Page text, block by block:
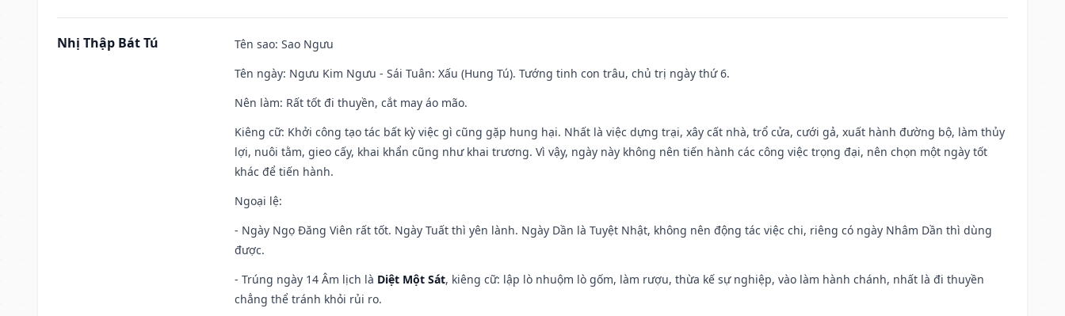
Nhị Thập Bát Tú Tên sao: Sao Ngưu
Tên ngày: Ngưu Kim Ngưu - Sái Tuân: Xấu (Hung Tú). Tướng tinh con trâu, chủ trị ngày thứ 6.
Nên làm: Rất tốt đi thuyền, cắt may áo mão.
Kiêng cữ: Khởi công tạo tác bất kỳ việc gì cũng gặp hung hại. Nhất là việc dựng trại, xây cất nhà, trổ cửa, cưới gả, xuất hành đường bộ, làm thủy
lợi, nuôi tằm, gieo cấy, khai khẩn cũng như khai trương. Vì vậy, ngày này không nên tiến hành các công việc trọng đại, nên chọn một ngày tốt
khác để tiến hành.
Ngoại lệ:
- Ngày Ngọ Đăng Viên rất tốt. Ngày Tuất thì yên lành. Ngày Dần là Tuyệt Nhật, không nên động tác việc chi, riêng có ngày Nhâm Dần thì dùng
được.
- Trúng ngày 14 Âm lịch là Diệt Một Sát, kiêng cữ: lập lò nhuộm lò gốm, làm rượu, thừa kế sự nghiệp, vào làm hành chánh, nhất là đi thuyền
chẳng thể tránh khỏi rủi ro.